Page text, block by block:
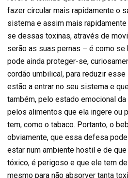
fazer circular mais rapidamente o
sistema e assim mais
se dessas toxinas, através de
serão as suas pernas – é como
pode ainda proteger-se,
cordão umbilical, para reduzir
estão a entrar no seu sistema e
também, pelo estado emocional da
pelos alimentos que ela ingere ou
tem, como o tabaco. Portanto, o
obviamente, que essa defesa
estar num ambiente hostil e de
tóxico, é perigoso e que ele tem
mesmo para não absorver tanta